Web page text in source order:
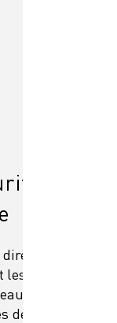
du
risques
associés
partage